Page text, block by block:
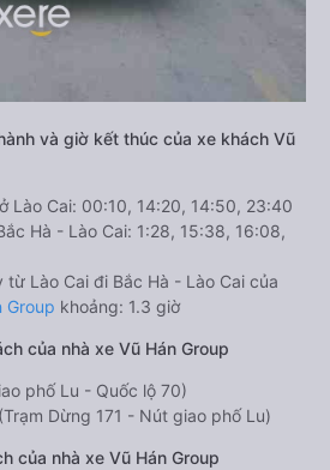
và giờ kết thúc của xe khách Vũ
Lào Cai: 00:10, 14:20, 14:50, 23:40
Hà - Lào Cai: 1:28, 15:38, 16:08,
từ Lào Cai đi Bắc Hà - Lào Cai của
Group khoảng: 1.3 giờ
của nhà xe Vũ Hán Group
phố Lu - Quốc lộ 70)
Dừng 171 - Nút giao phố Lu)
của nhà xe Vũ Hán Group